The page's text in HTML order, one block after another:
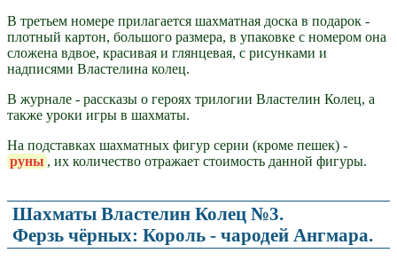
В третьем номере прилагается шахматная доска в подарок -
плотный картон, большого размера, в упаковке с номером она
сложена вдвое, красивая и глянцевая, с рисунками и
надписями Властелина колец.
В журнале - рассказы о героях трилогии Властелин Колец, а
также уроки игры в шахматы.
На подставках шахматных фигур серии (кроме пешек) -
руны , их количество отражает стоимость данной фигуры.
Шахматы Властелин Колец №3.
Ферзь чёрных: Король - чародей Ангмара.